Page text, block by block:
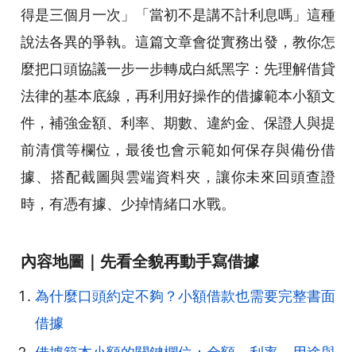
得是三個月一次」「當初不是講不計利息嗎」這種
說法各異的爭執。這篇文章會從實務出發，教你怎
麼把口頭協議一步一步轉成白紙黑字：先理解借貸
法律的基本底線，再利用好操作的借據範本小額文
件，補強金額、利率、期數、違約金、保證人與提
前清償等欄位，最後也會示範如何保存與備份借
據、搭配截圖與雲端資料夾，讓你未來回頭查證
時，有憑有據、少掉情緒口水戰。
內容地圖｜先看全貌再動手寫借據
為什麼口頭約定不夠？小額借款也需要完整書面
借據